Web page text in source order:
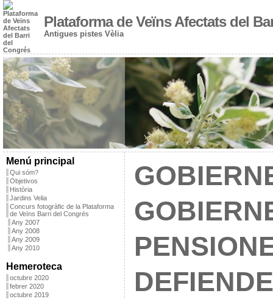
Plataforma de Veïns Afectats del
Antigues pistes Vèlia
Menú principal
Qui sóm?
Objetivos
Història
Jardins Velia
Concurs fotogràfic de la Plataforma
de Veïns Barri del Congrés
Any 2007
Any 2008
Any 2009
Any 2010
Hemeroteca
octubre 2020
febrer 2020
octubre 2019